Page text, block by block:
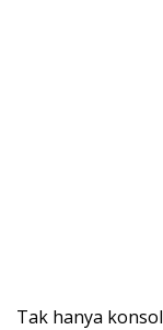
Tak hanya